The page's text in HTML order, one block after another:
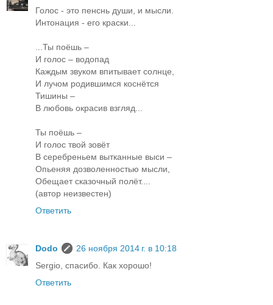
Голос - это пенснь души, и мысли.
Интонация - его краски...
...Ты поёшь –
И голос – водопад
Каждым звуком впитывает солнце,
И лучом родившимся коснётся
Тишины –
В любовь окрасив взгляд...
Ты поёшь –
И голос твой зовёт
В серебреньем вытканные выси –
Опьеняя дозволенностью мысли,
Обещает сказочный полёт....
(автор неизвестен)
Ответить
Dodo
26 ноября 2014 г. в 10:18
Sergio, спасибо. Как хорошо!
Ответить